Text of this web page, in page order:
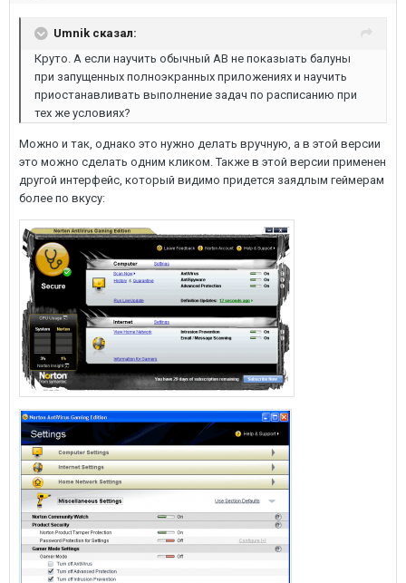
Umnik сказал:
Круто. А если научить обычный АВ не показыать балуны
при запущенных полноэкранных приложениях и научить
приостанавливать выполнение задач по расписанию при
тех же условиях?
Можно и так, однако это нужно делать вручную, а в этой версии
это можно сделать одним кликом. Также в этой версии применен
другой интерфейс, который видимо придется заядлым геймерам
более по вкусу: